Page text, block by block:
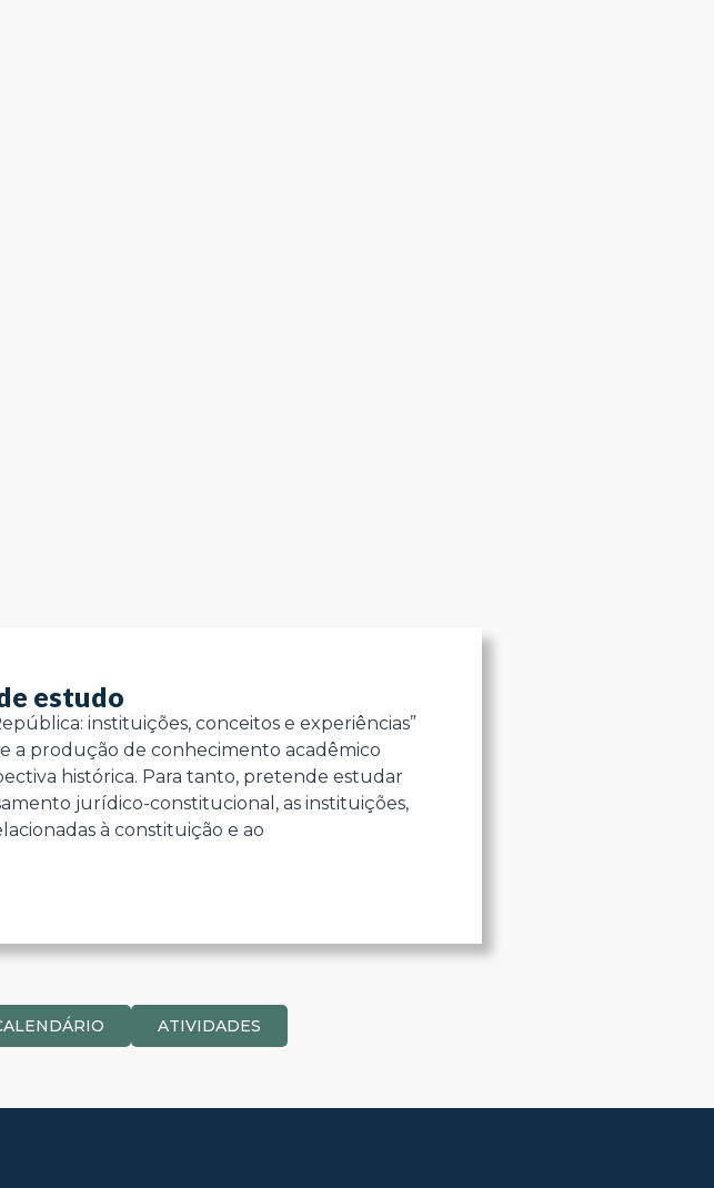
estudo
instituições, conceitos e experiências”
a produção de conhecimento acadêmico
histórica. Para tanto, pretende estudar
jurídico-constitucional, as instituições,
à constituição e ao
ATIVIDADES